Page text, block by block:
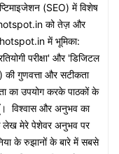
(SEO) में विशेष
को तेज़ और
में भूमिका:
परीक्षा' और 'डिजिटल
गुणवत्ता और सटीकता
का उपयोग करके पाठकों के
विश्वास और अनुभव का
लेख मेरे पेशेवर अनुभव पर
के रुझानों के बारे में सबसे